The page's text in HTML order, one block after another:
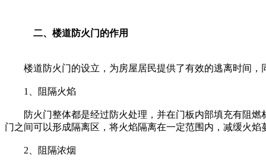
二、楼道防火门的作用
楼道防火门的设立，为房屋居民提供了有效的逃离时间，
1、阻隔火焰
防火门整体都是经过防火处理，并在门板内部填充有阻燃
门之间可以形成隔离区，将火焰隔离在一定范围内，减缓火焰
2、阻隔浓烟